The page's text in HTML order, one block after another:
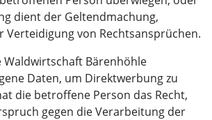
dient der Geltendmachung,
Verteidigung von Rechtsansprüchen.
Bärenhöhle
Daten, um Direktwerbung zu
die betroffene Person das Recht,
gegen die Verarbeitung der